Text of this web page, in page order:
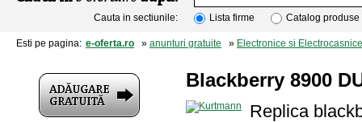
Cauta in sectiunile: Lista firme Catalog produse
Esti pe pagina: e-oferta.ro » anunturi gratuite » Electronice si Electrocasnice
Blackberry 8900
Replica